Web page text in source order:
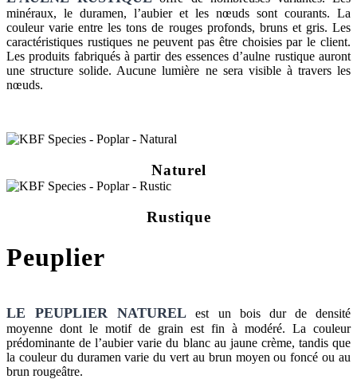
minéraux, le duramen, l’aubier et les nœuds sont courants. La
couleur varie entre les tons de rouges profonds, bruns et gris. Les
caractéristiques rustiques ne peuvent pas être choisies par le client.
Les produits fabriqués à partir des essences d’aulne rustique auront
une structure solide. Aucune lumière ne sera visible à travers les
nœuds.
Naturel
Rustique
Peuplier
LE PEUPLIER NATUREL est un bois dur de densité
moyenne dont le motif de grain est fin à modéré. La couleur
prédominante de l’aubier varie du blanc au jaune crème, tandis que
la couleur du duramen varie du vert au brun moyen ou foncé ou au
brun rougeâtre.